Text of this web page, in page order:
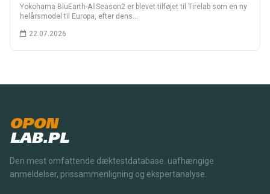
Yokohama BluEarth-AllSeason2 er blevet tilføjet til Tirelab som en ny
helårsmodel til Europa, efter dens…
22.07.2026
OPON
LAB.PL
Den mest omfattende dæktestdatabase. uafhængige
anmeldelser, prissammenligning og ekspertanalyse.